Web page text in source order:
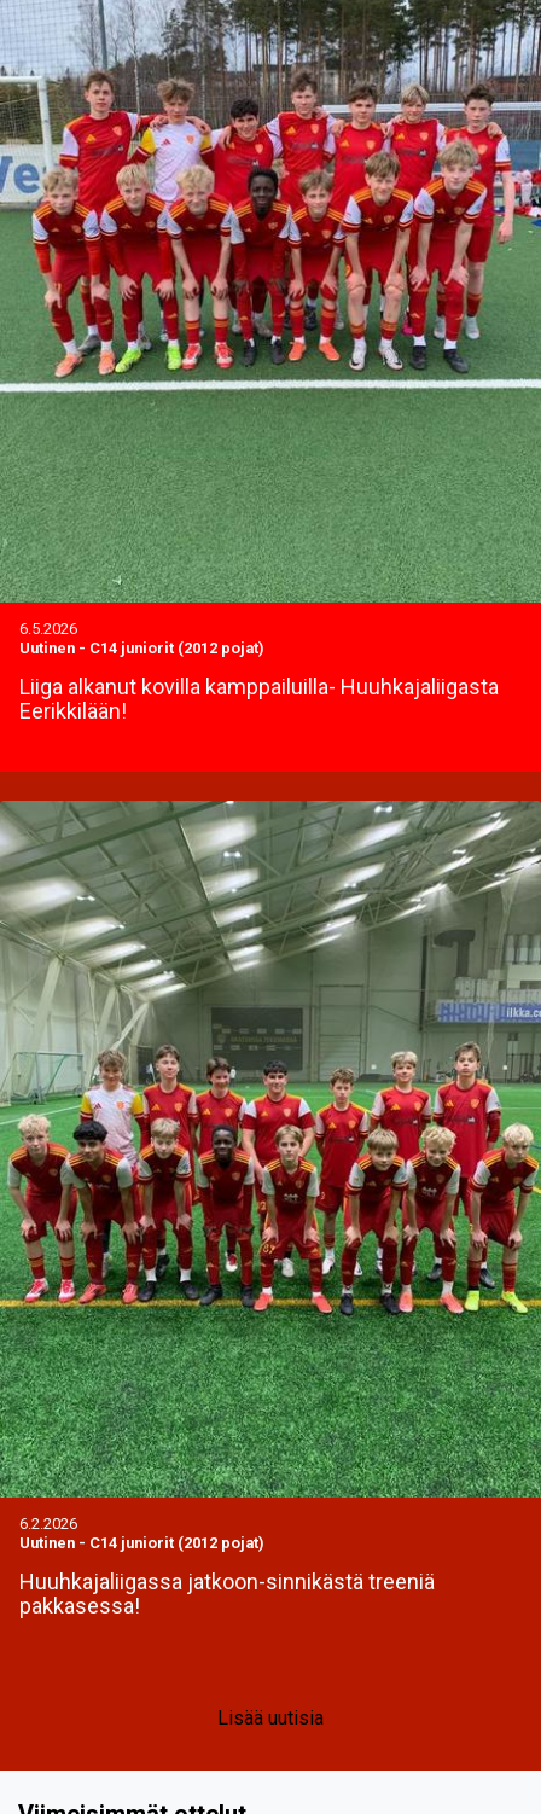
6.5.2026
Uutinen - C14 juniorit (2012 pojat)
Liiga alkanut kovilla kamppailuilla- Huuhkajaliigasta
Eerikkilään!
6.2.2026
Uutinen - C14 juniorit (2012 pojat)
Huuhkajaliigassa jatkoon-sinnikästä treeniä
pakkasessa!
Lisää uutisia